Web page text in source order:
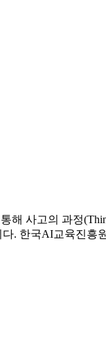
사고의 과정
. 한국AI교육진흥